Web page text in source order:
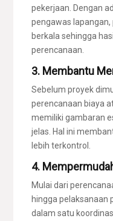
pekerjaan. Dengan
pengawas
berkala sehingga
perencanaan.
3. Membantu
Sebelum proyek
perencanaan biaya
memiliki gambaran
jelas. Hal ini
lebih terkontrol.
4.
Mulai dari
hingga pelaksanaan
dalam satu